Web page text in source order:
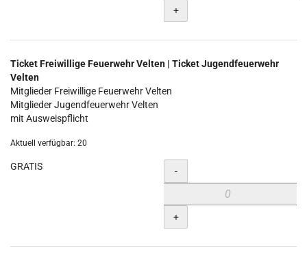
+
Ticket Freiwillige Feuerwehr Velten | Ticket Jugendfeuerwehr
Velten
Mitglieder Freiwillige Feuerwehr Velten
Mitglieder Jugendfeuerwehr Velten
mit Ausweispflicht
Aktuell verfügbar: 20
GRATIS Menge
-
+